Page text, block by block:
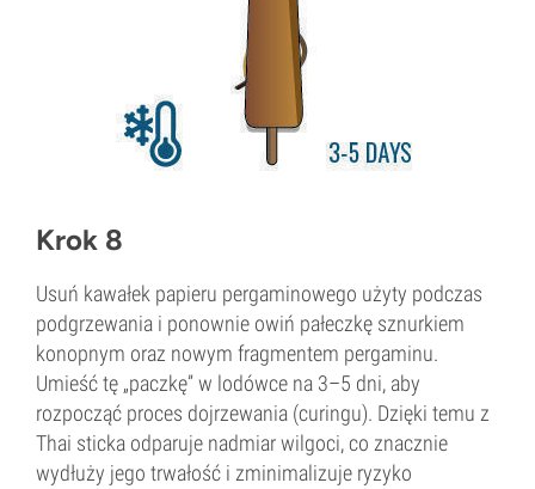
Krok 8
Usuń kawałek papieru pergaminowego użyty podczas
podgrzewania i ponownie owiń pałeczkę sznurkiem
konopnym oraz nowym fragmentem pergaminu.
Umieść tę „paczkę” w lodówce na 3–5 dni, aby
rozpocząć proces dojrzewania (curingu). Dzięki temu z
Thai sticka odparuje nadmiar wilgoci, co znacznie
wydłuży jego trwałość i zminimalizuje ryzyko